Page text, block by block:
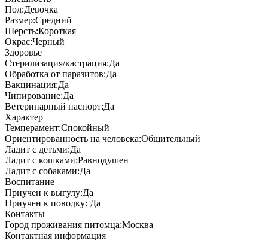
Пол:Девочка
Размер:Средний
Шерсть:Короткая
Окрас:Черный
Здоровье
Стерилизация/кастрация:Да
Обработка от паразитов:Да
Вакцинация:Да
Чипирование:Да
Ветеринарный паспорт:Да
Характер
Темперамент:Спокойный
Ориентированность на человека:Общительный
Ладит с детьми:Да
Ладит с кошками:Равнодушен
Ладит с собаками:Да
Воспитание
Приучен к выгулу:Да
Приучен к поводку: Да
Контакты
Город проживания питомца:Москва
Контактная информация